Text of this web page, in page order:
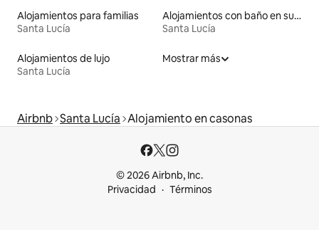
Alojamientos para familias
Santa Lucía
Alojamientos con baño en suite
Santa Lucía
Alojamientos de lujo
Santa Lucía
Mostrar más
Airbnb Santa Lucía Alojamiento en casonas
© 2026 Airbnb, Inc.
Privacidad
Términos